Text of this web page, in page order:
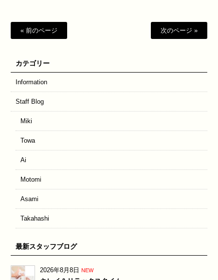
« 前のページ 次のページ »
カテゴリー
Information
Staff Blog
Miki
Towa
Ai
Motomi
Asami
Takahashi
最新スタッフブログ
2026年8月8日 NEW